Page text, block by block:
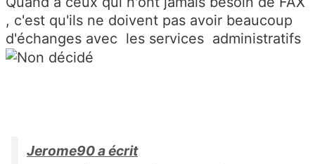
, c'est qu'ils ne doivent pas avoir beaucoup
d'échanges avec les services administratifs
Jerome90 a écrit